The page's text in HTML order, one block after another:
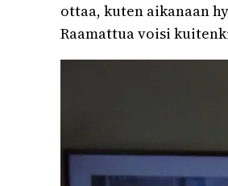
ottaa, kuten aikanaan
Raamattua voisi